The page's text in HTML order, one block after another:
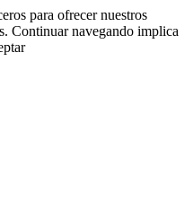
para ofrecer nuestros
Continuar navegando implica